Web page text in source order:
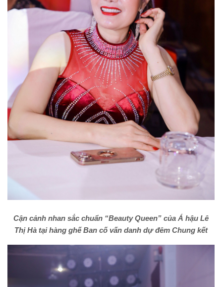
Cận cảnh nhan sắc chuẩn “Beauty Queen” của Á hậu Lê
Thị Hà tại hàng ghế Ban cố vấn danh dự đêm Chung kết